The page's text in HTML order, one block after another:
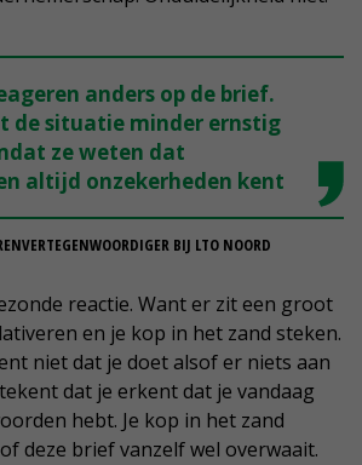
anders op de brief.
de situatie minder ernstig
ze weten dat
altijd onzekerheden kent
BIJ LTO NOORD
reactie. Want er zit een groot
en je kop in het zand steken.
niet dat je doet alsof er niets aan
dat je erkent dat je vandaag
hebt. Je kop in het zand
deze brief vanzelf wel overwaait.